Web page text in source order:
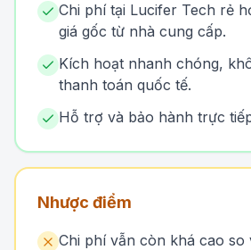
Chi phí tại Lucifer Tech rẻ
giá gốc từ nhà cung cấp.
Kích hoạt nhanh chóng,
thanh toán quốc tế.
Hỗ trợ và bảo hành trực
Nhược điểm
Chi phí vẫn còn khá cao so